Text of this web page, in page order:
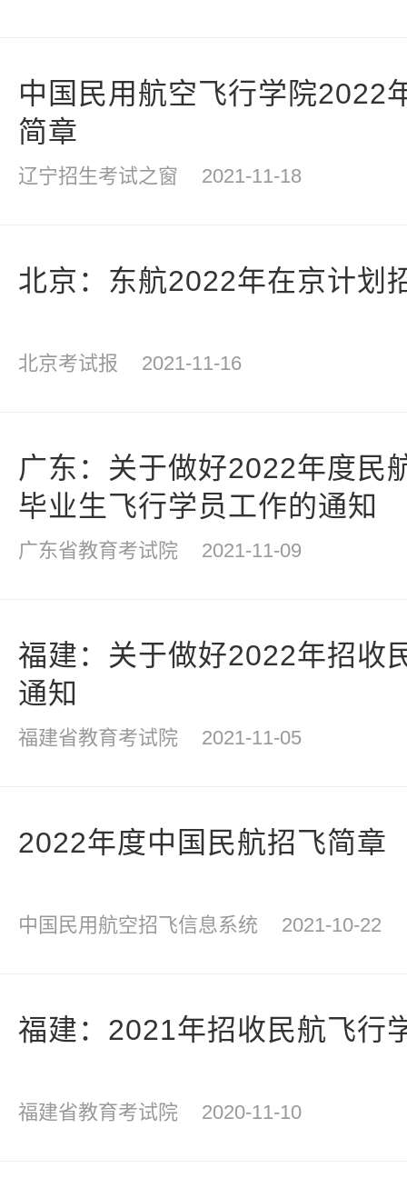
中国民用航空飞行学院2022
简章
辽宁招生考试之窗 2021-11-18
北京：东航2022年在京计划
北京考试报 2021-11-16
广东：关于做好2022年度民
毕业生飞行学员工作的通知
广东省教育考试院 2021-11-09
福建：关于做好2022年招收
通知
福建省教育考试院 2021-11-05
2022年度中国民航招飞简章
中国民用航空招飞信息系统 2021-10-22
福建：2021年招收民航飞行
福建省教育考试院 2020-11-10